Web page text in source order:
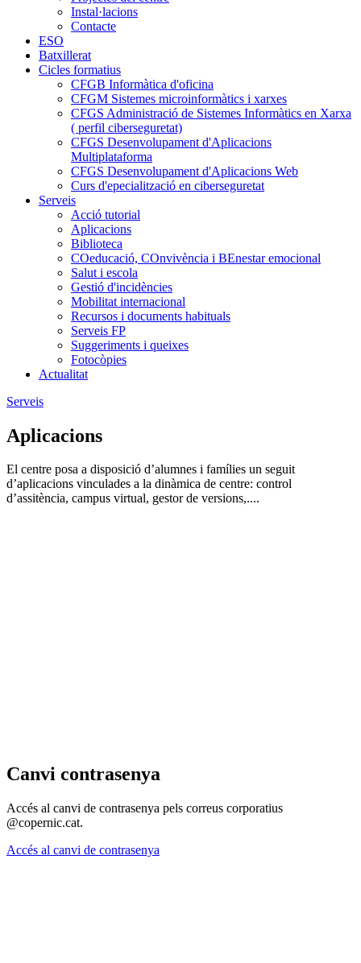
Instal·lacions
Contacte
ESO
Batxillerat
Cicles formatius
CFGB Informàtica d'oficina
CFGM Sistemes microinformàtics i xarxes
CFGS Administració de Sistemes Informàtics en Xarxa
( perfil ciberseguretat)
CFGS Desenvolupament d'Aplicacions
Multiplataforma
CFGS Desenvolupament d'Aplicacions Web
Curs d'epecialització en ciberseguretat
Serveis
Acció tutorial
Aplicacions
Biblioteca
COeducació, COnvivència i BEnestar emocional
Salut i escola
Gestió d'incidències
Mobilitat internacional
Recursos i documents habituals
Serveis FP
Suggeriments i queixes
Fotocòpies
Actualitat
Serveis
Aplicacions
El centre posa a disposició d’alumnes i famílies un seguit
d’aplicacions vinculades a la dinàmica de centre: control
d’assitència, campus virtual, gestor de versions,....
Canvi contrasenya
Accés al canvi de contrasenya pels correus corporatius
@copernic.cat.
Accés al canvi de contrasenya